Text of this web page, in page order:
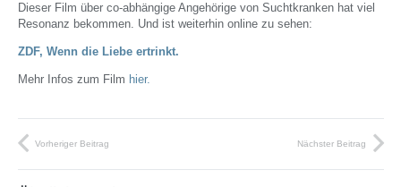
Dieser Film über co-abhängige Angehörige von Suchtkranken hat viel
Resonanz bekommen. Und ist weiterhin online zu sehen:
ZDF, Wenn die Liebe ertrinkt.
Mehr Infos zum Film hier.
Vorheriger Beitrag Nächster Beitrag